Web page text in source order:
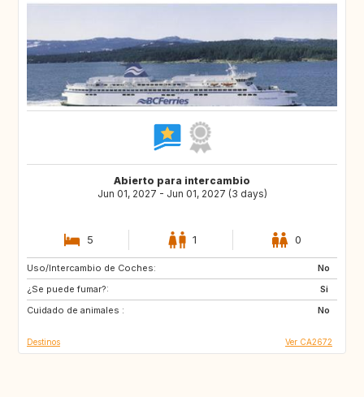
Abierto para intercambio
Jun 01, 2027 - Jun 01, 2027 (3 days)
5 1 0
Uso/Intercambio de Coches:
No
¿Se puede fumar?:
Si
Cuidado de animales :
No
US
Destinos Ver CA2672